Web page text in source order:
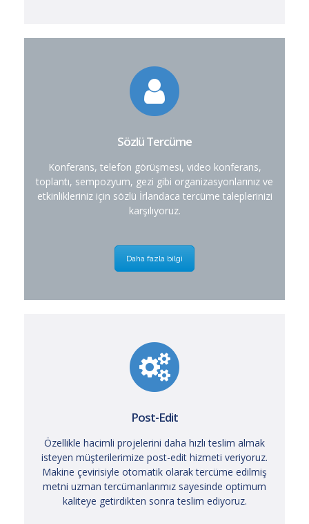
Sözlü Tercüme
Konferans, telefon görüşmesi, video konferans,
toplantı, sempozyum, gezi gibi organizasyonlarınız ve
etkinlikleriniz için sözlü İrlandaca tercüme taleplerinizi
karşılıyoruz.
Daha fazla bilgi
Post-Edit
Özellikle hacimli projelerini daha hızlı teslim almak
isteyen müşterilerimize post-edit hizmeti veriyoruz.
Makine çevirisiyle otomatik olarak tercüme edilmiş
metni uzman tercümanlarımız sayesinde optimum
kaliteye getirdikten sonra teslim ediyoruz.